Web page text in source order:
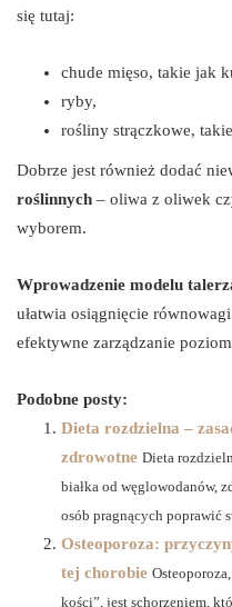
się tutaj:
chude mięso, takie jak
ryby,
rośliny strączkowe,
Dobrze jest również dodać
roślinnych – oliwa z oliwek
wyborem.
Wprowadzenie modelu
ułatwia osiągnięcie
efektywne zarządzanie
Podobne posty:
Dieta rozdzielna –
zdrowotne Dieta
białka od węglowodanów,
osób pragnących poprawić
Osteoporoza:
tej chorobie
kości”, jest schorzeniem,